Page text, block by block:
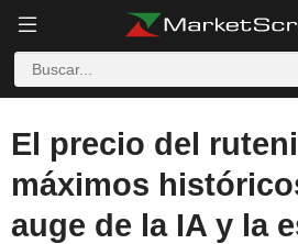
El precio del
máximos
auge de la IA y la